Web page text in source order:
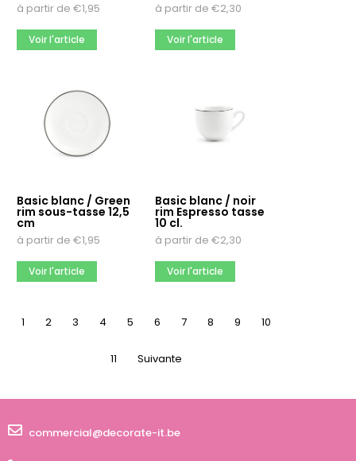
à partir de €1,95
Voir l'article
à partir de€2,30
Voir l'article
Basic blanc / Green
rim sous-tasse 12,5
cm
à partir de €1,95
Voir l'article
Basic blanc / noir
rim Espresso tasse
10 cl.
à partir de€2,30
Voir l'article
1 2 3 4 5 6 7 8 9 10
11 Suivante
commercial@decorate-it.be